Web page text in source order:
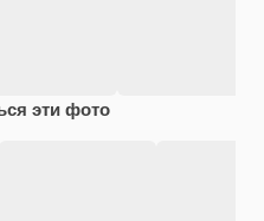
эти фото